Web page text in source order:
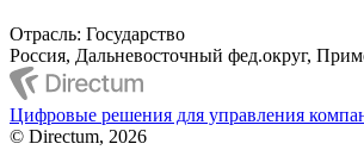
Отрасль: Государство
Россия, Дальневосточный фед.округ,
Цифровые решения для управления
© Directum, 2026